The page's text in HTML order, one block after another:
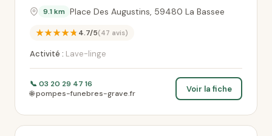
9.1 km Place Des Augustins, 59480 La Bassee
★★★★★4.7/5(47 avis)
Activité : Lave-linge
📞 03 20 29 47 16
🌐 pompes-funebres-grave.fr
Voir la fiche